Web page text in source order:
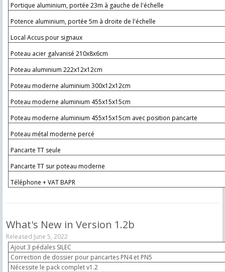
Portique aluminium, portée 23m à gauche de l'échelle
Potence aluminium, portée 5m à droite de l'échelle
Local Accus pour signaux
Poteau acier galvanisé 210x8x6cm
Poteau aluminium 222x12x12cm
Poteau moderne aluminium 300x12x12cm
Poteau moderne aluminium 455x15x15cm
Poteau moderne aluminium 455x15x15cm avec position pancarte
Poteau métal moderne percé
Pancarte TT seule
Pancarte TT sur poteau moderne
Téléphone + VAT BAPR
What's New in Version 1.2b
Released June 5, 2022
Ajout 3 pédales SILEC
Correction de dossier pour pancartes PN4 et PN5
Nécessite le pack complet v1.2